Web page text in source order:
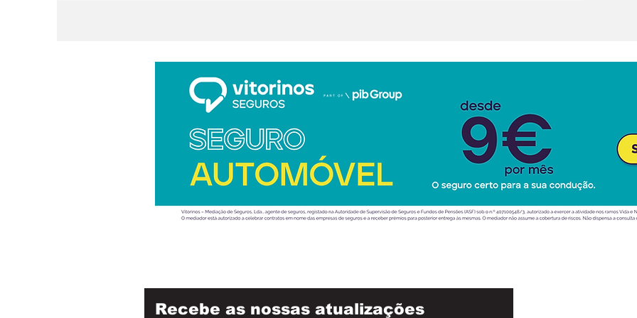
luxo e na inteligência
Recebe as nossas atualizações